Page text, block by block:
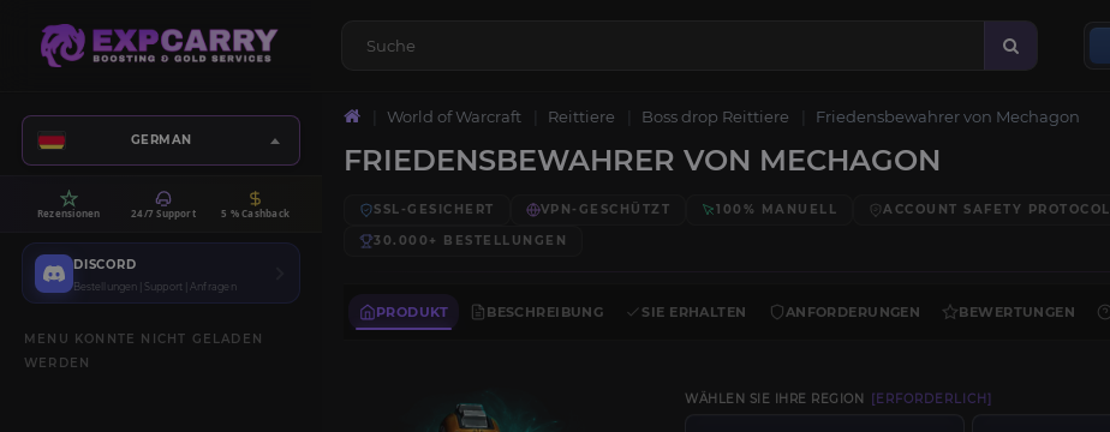
GERMAN
Rezensionen 24/7 Support 5 % Cashback
DISCORD
Bestellungen | Support | Anfragen
MENU KONNTE NICHT GELADEN
WERDEN
World of Warcraft Reittiere Boss drop Reittiere Friedensbewahrer von Mechagon
FRIEDENSBEWAHRER VON MECHAGON
SSL-GESICHERT VPN-GESCHÜTZT 100% MANUELL ACCOUNT SAFETY PROTOCOL
30.000+
BESTELLUNGEN
PRODUKT BESCHREIBUNG SIE ERHALTEN ANFORDERUNGEN BEWERTUNGEN
WÄHLEN SIE IHRE REGION [ERFORDERLICH]